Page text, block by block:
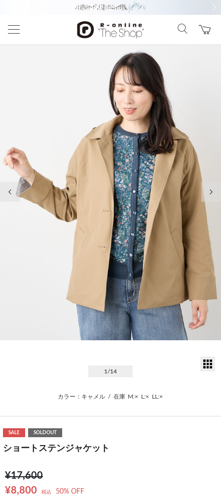
前の画像
1 /14
カラー：キャメル / 在庫 M:× L:× LL:×
SALE SOLDOUT
ショートステンジャケット
¥17,600
¥8,800
税込 50% OFF